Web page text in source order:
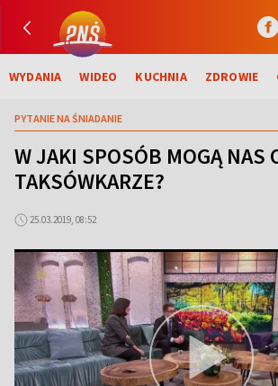
WYDANIA WIDEO KUCHNIA ZDROWIE
PYTANIE NA ŚNIADANIE
W JAKI SPOSÓB MOGĄ NAS
TAKSÓWKARZE?
25.03.2019, 08:52